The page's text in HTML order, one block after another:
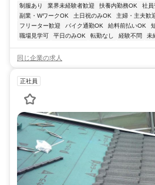
制服あり 業界未経験者歓迎 扶養内勤務OK 社員
副業・WワークOK
土日祝のみOK 主婦・主夫歓
フリーター歓迎
バイク通勤OK 給料前払いOK
職場見学可
平日のみOK 転勤なし 経験不問 未
同じ企業の求人
正社員